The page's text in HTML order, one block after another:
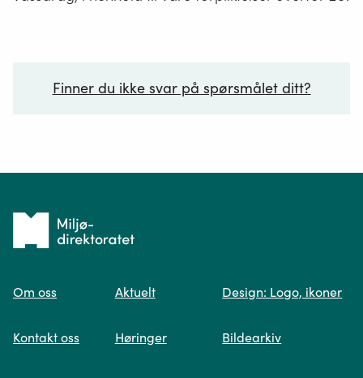
Finner du ikke svar på spørsmålet ditt?
Spør oss
Tilbake
forsiden
Om oss
Kontakt oss
Aktuelt
Høringer
Design: Logo, ikoner
Bildearkiv